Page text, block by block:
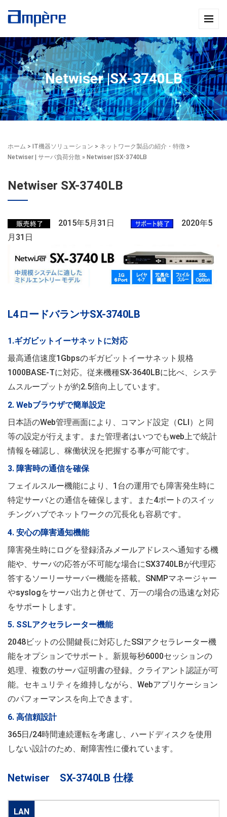
Netwiser |SX-3740LB
ホーム > IT機器ソリューション > ネットワーク製品の紹介・特徴 >
Netwiser | サーバ負荷分散 » Netwiser |SX-3740LB
Netwiser SX-3740LB
2015年5月31日
2020年5
月31日
L4ロードバランサSX-3740LB
1.ギガビットイーサネットに対応
最高通信速度1Gbpsのギガビットイーサネット規格
1000BASE-Tに対応。従来機種SX-3640LBに比べ、システ
ムスループットが約2.5倍向上しています。
2. Webブラウザで簡単設定
日本語のWeb管理画面により、コマンド設定（CLI）と同
等の設定が行えます。また管理者はいつでもweb上で統計
情報を確認し、稼働状況を把握する事が可能です。
3. 障害時の通信を確保
フェイルスルー機能により、1台の運用でも障害発生時に
特定サーバとの通信を確保します。また4ポートのスイッ
チングハブでネットワークの冗長化も容易です。
4. 安心の障害通知機能
障害発生時にログを登録済みメールアドレスへ通知する機
能や、サーバの応答が不可能な場合にSX3740LBが代理応
答するソーリーサーバー機能を搭載。SNMPマネージャー
やsyslogをサーバ出力と併せて、万一の場合の迅速な対応
をサポートします。
5. SSLアクセラレーター機能
2048ビットの公開鍵長に対応したSSlアクセラレーター機
能をオプションでサポート。新規毎秒6000セッションの
処理、複数のサーバ証明書の登録。クライアント認証が可
能。セキュリティを維持しながら、Webアプリケーション
のパフォーマンスを向上できます。
6. 高信頼設計
365日/24時間連続運転を考慮し、ハードディスクを使用
しない設計のため、耐障害性に優れています。
Netwiser SX-3740LB 仕様
LAN